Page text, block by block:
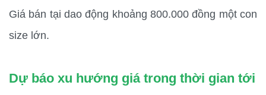
Giá bán tại dao động khoảng 800.000 đồng một con
size lớn.
Dự báo xu hướng giá trong thời gian tới